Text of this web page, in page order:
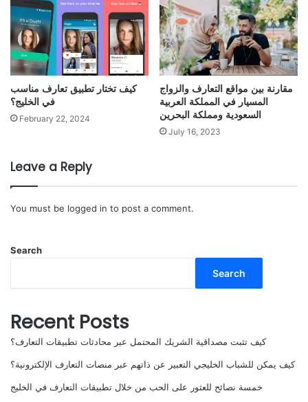
كيف تختار تطبيق تعارف مناسب
في الخليج؟
February 22, 2024
مقارنة بين مواقع التعارف والزواج
المسيار في المملكة العربية
السعودية ومملكة البحرين
July 16, 2023
Leave a Reply
You must be logged in to post a comment.
Search
Search
Recent Posts
كيف تثبت مصداقية الشريك المحتمل عبر محادثات تطبيقات التعارف؟
كيف يمكن للشباب الخليجي التعبير عن ذاتهم عبر منصات التعارف الإلكترونية؟
خمسة نصائح للعثور على الحب من خلال تطبيقات التعارف في الخليج